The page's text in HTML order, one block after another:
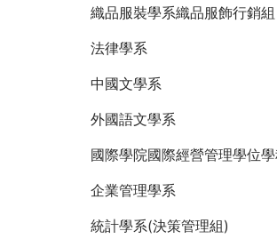
織品服裝學系織品服飾行銷
法律學系
中國文學系
外國語文學系
國際學院國際經營管理學位
企業管理學系
統計學系(決策管理組)